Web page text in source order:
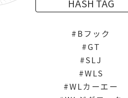
HASH TAG
Bフック
GT
SLJ
WLS
WLカーエー